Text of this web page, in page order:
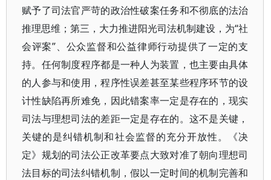
赋予了司法官严苛的政治性破案任务和不彻底的法治
推理思维；第三，大力推进阳光司法机制建设，为“社
会评案”、公众监督和公益律师行动提供了一定的支
持。任何制度程序都是一种人为装置，也主要由具体
的人参与和使用，程序性误差甚至某些程序环节的设
计性缺陷再所难免，因此错案率一定是存在的，现实
司法与理想司法的差距一定是存在的。这不是关键，
关键的是纠错机制和社会监督的充分开放性。《决
定》规划的司法公正改革要点大致对准了朝向理想司
法目标的司法纠错机制，假以一定时间的机制完善和